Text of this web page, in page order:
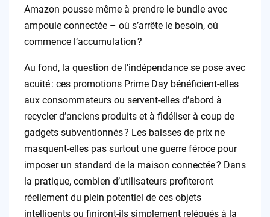
Amazon pousse même à prendre le bundle avec
ampoule connectée – où s’arrête le besoin, où
commence l’accumulation ?
Au fond, la question de l’indépendance se pose avec
acuité : ces promotions Prime Day bénéficient-elles
aux consommateurs ou servent-elles d’abord à
recycler d’anciens produits et à fidéliser à coup de
gadgets subventionnés ? Les baisses de prix ne
masquent-elles pas surtout une guerre féroce pour
imposer un standard de la maison connectée ? Dans
la pratique, combien d’utilisateurs profiteront
réellement du plein potentiel de ces objets
intelligents ou finiront-ils simplement relégués à la